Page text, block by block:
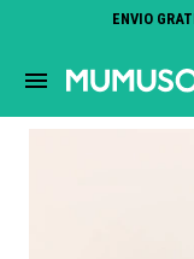
ENVIO
menu
close